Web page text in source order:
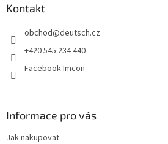
Kontakt
obchod@deutsch.cz
+420 545 234 440
Facebook Imcon
Informace pro vás
Jak nakupovat